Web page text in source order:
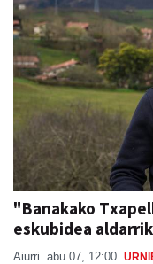
"Banakako
eskubidea
Aiurri abu 07, 12:00